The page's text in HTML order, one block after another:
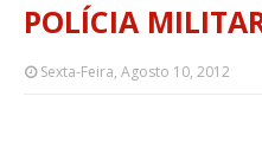
POLÍCIA
Sexta-Feira, Agosto 10, 2012